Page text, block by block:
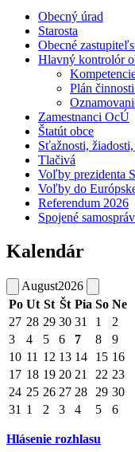
Obecný úrad
Starosta
Obecné
Hlavný kontrolór
Plán
Zamestnanci OcÚ
Štatút obce
Sťažnosti,
Tlačivá
Voľby prezidenta
Voľby do
Referendum 2026
Spojené
Kalendár
August2026
Po Ut St Št Pia So Ne
27 28 29 30 31 1
2
3
4 5 6 7 8
9
10 11 12 13 14 15 16
17 18 19 20 21 22 23
24 25 26 27 28 29 30
31 1 2 3 4 5 6
Hlásenie rozhlasu